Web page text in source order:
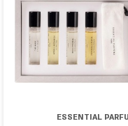
ESSENTIAL